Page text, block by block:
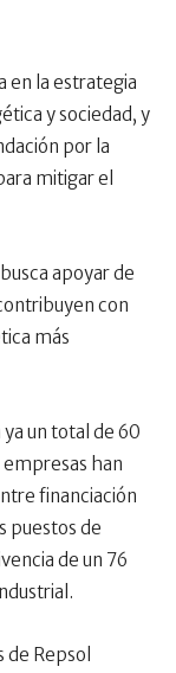
en la estrategia
y sociedad, y
por la
mitigar el
apoyar de
con
más
ya un total de 60
empresas han
financiación
puestos de
de un 76
Repsol